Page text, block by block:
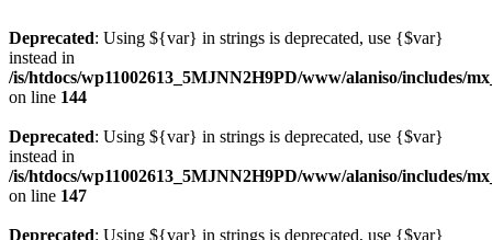
Deprecated: Using ${var} in strings is deprecated, use {$var}
instead in
/is/htdocs/wp11002613_5MJNN2H9PD/www/alaniso/includes/
on line 144
Deprecated: Using ${var} in strings is deprecated, use {$var}
instead in
/is/htdocs/wp11002613_5MJNN2H9PD/www/alaniso/includes/
on line 147
Deprecated: Using ${var} in strings is deprecated, use {$var}